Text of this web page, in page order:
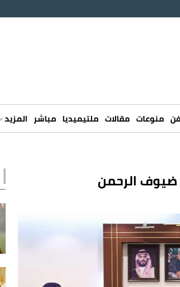
منوعات مقالات ملتيميديا مباشر المزيد
ضيوف الرحمن